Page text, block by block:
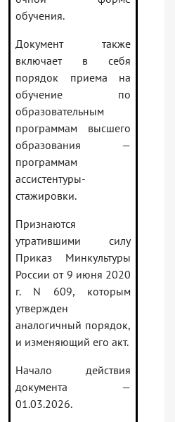
обучения.
Документ также
включает в себя
порядок приема на
обучение по
образовательным
программам высшего
образования —
программам
ассистентуры-
стажировки.
Признаются
утратившими силу
Приказ Минкультуры
России от 9 июня 2020
г. N 609, которым
утвержден
аналогичный порядок,
и изменяющий его акт.
Начало действия
документа —
01.03.2026.